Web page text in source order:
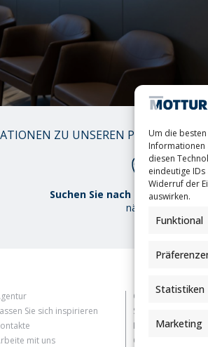
Um die
Informationen
diesen
eindeutige
Widerruf der
auswirken.
Funktional
Statistiken
Marketing
ZU UNSEREN PRODUKTEN
Suchen Sie nach demMottura
näher
Sie sich inspirieren
mit uns
Customer
Supplier
Information for
Contact